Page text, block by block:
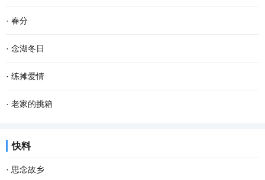
假如有一天， 我变成了一阵风， 我会轻柔的吹过游子的脸庞， 像母
亲般抚慰他漂泊的心灵。 假如有一天， 我变成了一场雨， 我会尽情
的浇灌久旱的粮田， 让干涸的良苗尽情享受绵绵...
· 春分
春分 一位季节的仙子 拽着暖暖的春风 蓬勃着生命的气息 撒一路芬芳
款款地走来 春风敲醒冰封的泥土 苏醒了沉睡的种子 一种力量在酥软
的泥土里萌动 一个希望在春光里勃发 萌发生长...
· 念湖冬日
念湖，一个藏在云南乌蒙山腹地的高原湖泊，烟波浩渺，碧水茫茫。
冬天的念湖，有着一种自然、简约的美。远山连绵，湖水深流。而树
· 练摊爱情
近日来，“地摊”这个词突然火爆起来，网络上出现各种各样的地摊文
· 老家的挑箱
快料
· 思念故乡